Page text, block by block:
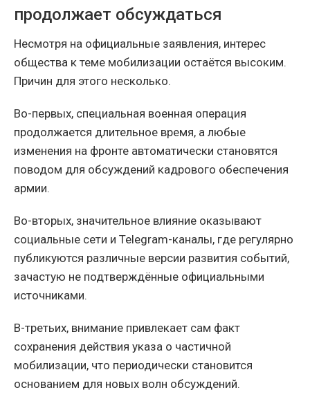
продолжает обсуждаться
Несмотря на официальные заявления, интерес
общества к теме мобилизации остаётся высоким.
Причин для этого несколько.
Во-первых, специальная военная операция
продолжается длительное время, а любые
изменения на фронте автоматически становятся
поводом для обсуждений кадрового обеспечения
армии.
Во-вторых, значительное влияние оказывают
социальные сети и Telegram-каналы, где регулярно
публикуются различные версии развития событий,
зачастую не подтверждённые официальными
источниками.
В-третьих, внимание привлекает сам факт
сохранения действия указа о частичной
мобилизации, что периодически становится
основанием для новых волн обсуждений.